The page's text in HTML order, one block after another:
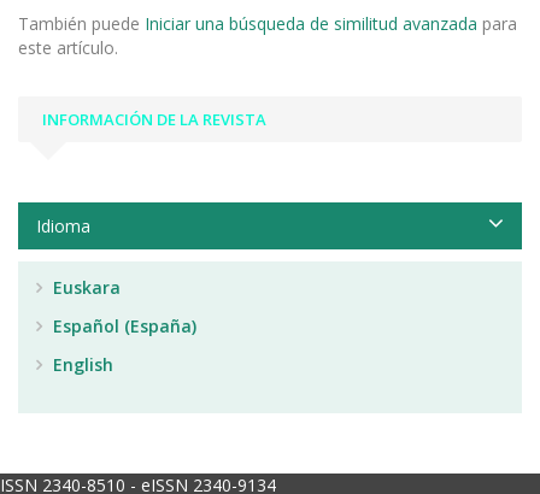
También puede Iniciar una búsqueda de similitud avanzada para
este artículo.
INFORMACIÓN DE LA REVISTA
Idioma
Euskara
Español (España)
English
ISSN 2340-8510 - eISSN 2340-9134